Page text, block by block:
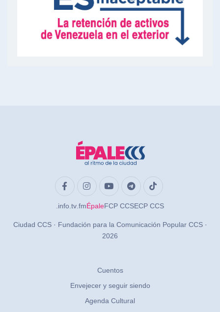
.info .tv .fmÉpaleFCP CCSECP CCS
Ciudad CCS · Fundación para la Comunicación Popular CCS ·
2026
Cuentos
Envejecer y seguir siendo
Agenda Cultural